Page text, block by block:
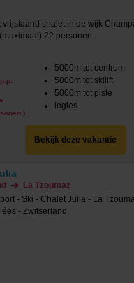
vrijstaand chalet in de wijk
22 personen.
p.p.
)
5000m tot centrum
5000m tot skilift
5000m tot piste
logies
Bekijk deze vakantie
La Tzoumaz